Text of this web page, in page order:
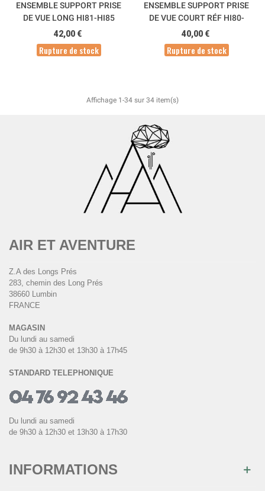
ENSEMBLE SUPPORT PRISE
DE VUE LONG HI81-HI85
42,00 €
Rupture de stock
ENSEMBLE SUPPORT PRISE
DE VUE COURT RÉF HI80-
HI85
40,00 €
Rupture de stock
Affichage 1-34 sur 34 item(s)
AIR ET AVENTURE
Z.A des Longs Prés
283, chemin des Long Prés
38660 Lumbin
FRANCE
MAGASIN
Du lundi au samedi
de 9h30 à 12h30 et 13h30 à 17h45
STANDARD TELEPHONIQUE
Du lundi au samedi
de 9h30 à 12h30 et 13h30 à 17h30
INFORMATIONS